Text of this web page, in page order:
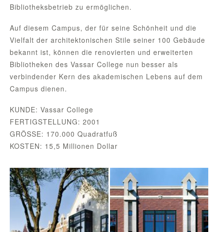
Bibliotheksbetrieb zu ermöglichen.
Auf diesem Campus, der für seine Schönheit und die
Vielfalt der architektonischen Stile seiner 100 Gebäude
bekannt ist, können die renovierten und erweiterten
Bibliotheken des Vassar College nun besser als
verbindender Kern des akademischen Lebens auf dem
Campus dienen.
KUNDE: Vassar College
FERTIGSTELLUNG: 2001
GRÖSSE: 170.000 Quadratfuß
KOSTEN: 15,5 Millionen Dollar